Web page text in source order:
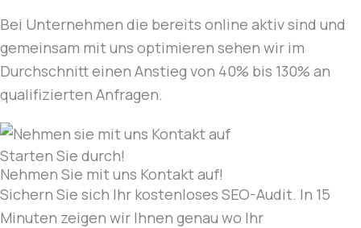
Bei Unternehmen die bereits online aktiv sind und
gemeinsam mit uns optimieren sehen wir im
Durchschnitt einen Anstieg von 40% bis 130% an
qualifizierten Anfragen.
Starten Sie durch!
Nehmen Sie mit uns Kontakt auf!
Sichern Sie sich Ihr kostenloses SEO-Audit. In 15
Minuten zeigen wir Ihnen genau wo Ihr